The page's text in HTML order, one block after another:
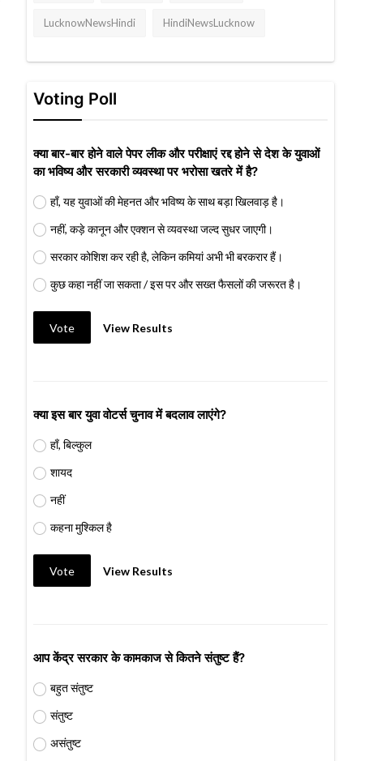
LucknowNewsHindi HindiNewsLucknow
Voting Poll
क्या बार-बार होने वाले पेपर लीक और परीक्षाएं रद्द होने से देश के युवाओं
का भविष्य और सरकारी व्यवस्था पर भरोसा खतरे में है?
हाँ, यह युवाओं की मेहनत और भविष्य के साथ बड़ा खिलवाड़ है।
नहीं, कड़े कानून और एक्शन से व्यवस्था जल्द सुधर जाएगी।
सरकार कोशिश कर रही है, लेकिन कमियां अभी भी बरकरार हैं।
कुछ कहा नहीं जा सकता / इस पर और सख्त फैसलों की जरूरत है।
Vote View Results
क्या इस बार युवा वोटर्स चुनाव में बदलाव लाएंगे?
हाँ, बिल्कुल
शायद
नहीं
कहना मुश्किल है
Vote View Results
आप केंद्र सरकार के कामकाज से कितने संतुष्ट हैं?
बहुत संतुष्ट
संतुष्ट
असंतुष्ट